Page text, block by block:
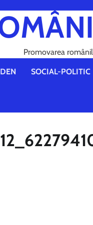
Promovarea
SOCIAL-POLITIC